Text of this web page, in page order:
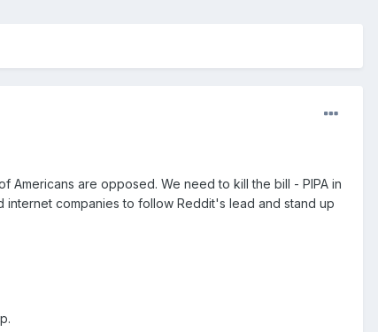
Americans are opposed. We need to kill the bill - PIPA in
companies to follow Reddit's lead and stand up